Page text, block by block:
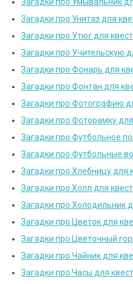
Загадки про Унитаз для
Загадки про Утюг для
Загадки про Учительскую
Загадки про Фонарь для
Загадки про Фонтан для
Загадки про Фотографию
Загадки про Фоторамку
Загадки про Футбольное
Загадки про Футбольные
Загадки про Хлебницу для
Загадки про Холл для
Загадки про Холодильник
Загадки про Цветок для
Загадки про Цветочный
Загадки про Чайник для
Загадки про Часы для